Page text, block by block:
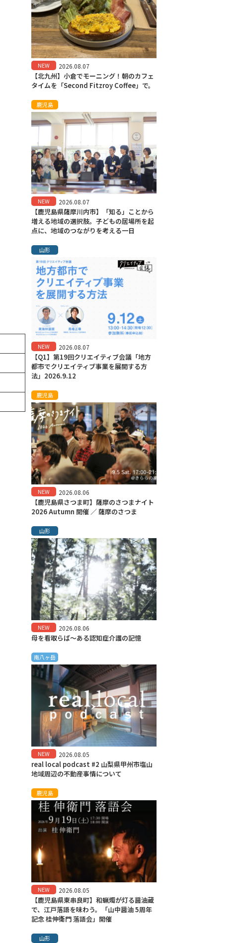
NEW 2026.08.07
【北九州】小倉でモーニング！朝のカフェ
タイムを「Second Fitzroy Coffee」で。
鹿児島
NEW 2026.08.07
【鹿児島県薩摩川内市】「知る」ことから
増える地域の選択肢。子どもの居場所を起
点に、地域のつながりを考える一日
山形
NEW 2026.08.07
【Q1】第19回クリエイティブ会議「地方
都市でクリエイティブ事業を展開する方
法」2026.9.12
鹿児島
NEW 2026.08.06
【鹿児島県さつま町】薩摩のさつまナイト
2026 Autumn 開催 ／ 薩摩のさつま
山形
NEW 2026.08.06
母を看取らば～ある認知症介護の記憶
南八ヶ岳
NEW 2026.08.05
real local podcast #2 山梨県甲州市塩山
地域周辺の不動産事情について
鹿児島
NEW 2026.08.05
【鹿児島県東串良町】和蝋燭が灯る醤油蔵
で、江戸落語を味わう。「山中醤油 5周年
記念 桂伸衛門 落語会」開催
山形